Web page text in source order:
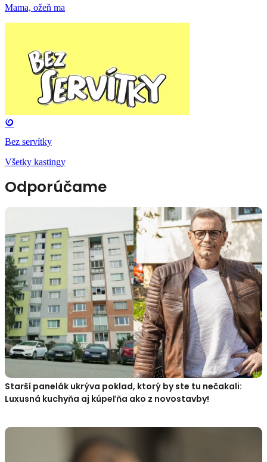
Mama, ožeň ma
Bez servítky
Všetky kastingy
Odporúčame
Starší panelák ukrýva poklad, ktorý by ste tu nečakali:
Luxusná kuchyňa aj kúpeľňa ako z novostavby!